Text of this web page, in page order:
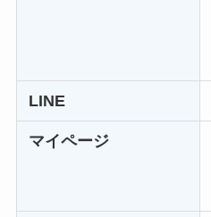
LINE
マイページ